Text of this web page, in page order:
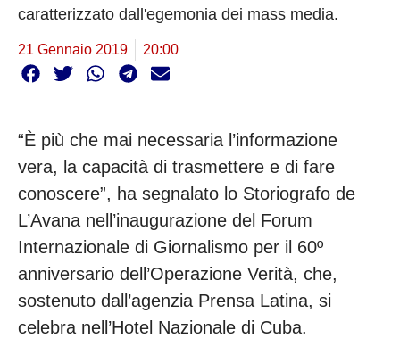
caratterizzato dall'egemonia dei mass media.
21 Gennaio 2019 20:00
“È più che mai necessaria l’informazione
vera, la capacità di trasmettere e di fare
conoscere”, ha segnalato lo Storiografo de
L’Avana nell’inaugurazione del Forum
Internazionale di Giornalismo per il 60º
anniversario dell’Operazione Verità, che,
sostenuto dall’agenzia Prensa Latina, si
celebra nell’Hotel Nazionale di Cuba.